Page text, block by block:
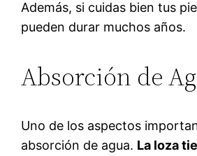
Además, si cuidas bien tus
pueden durar muchos años.
Absorción de
Uno de los aspectos
absorción de agua. La loza